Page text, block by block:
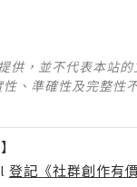
供，並不代表本站
、準確性及完整性
登記《社群創作有